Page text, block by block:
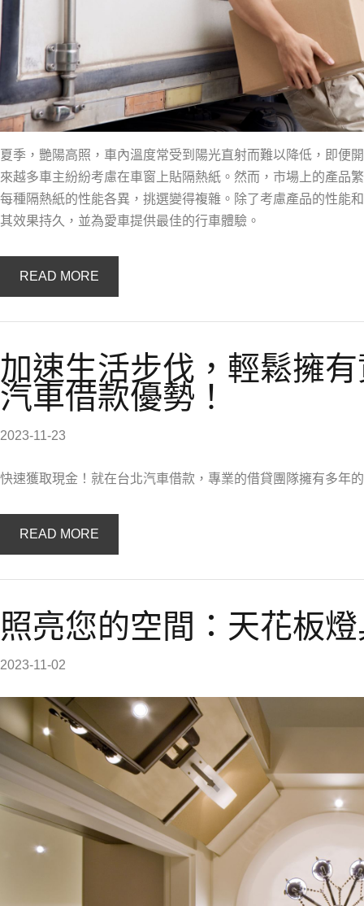
夏季，艷陽高照，車內溫度常受到陽光直射而難以降低，即便
來越多車主紛紛考慮在車窗上貼隔熱紙。然而，市場上的產品
每種隔熱紙的性能各異，挑選變得複雜。除了考慮產品的性能
其效果持久，並為愛車提供最佳的行車體驗。
READ MORE
加速生活步伐，輕鬆擁
汽車借款優勢！
2023-11-23
快速獲取現金！就在台北汽車借款，專業的借貸團隊擁有多年
READ MORE
照亮您的空間：天花板
2023-11-02